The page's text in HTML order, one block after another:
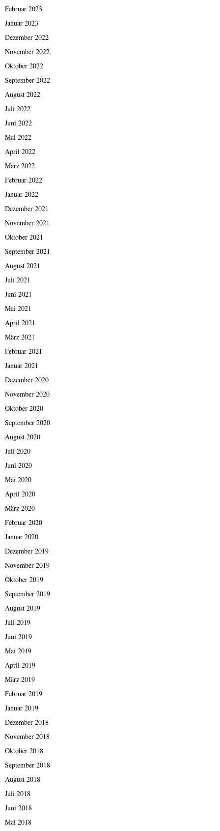
Februar 2023
Januar 2023
Dezember 2022
November 2022
Oktober 2022
September 2022
August 2022
Juli 2022
Juni 2022
Mai 2022
April 2022
März 2022
Februar 2022
Januar 2022
Dezember 2021
November 2021
Oktober 2021
September 2021
August 2021
Juli 2021
Juni 2021
Mai 2021
April 2021
März 2021
Februar 2021
Januar 2021
Dezember 2020
November 2020
Oktober 2020
September 2020
August 2020
Juli 2020
Juni 2020
Mai 2020
April 2020
März 2020
Februar 2020
Januar 2020
Dezember 2019
November 2019
Oktober 2019
September 2019
August 2019
Juli 2019
Juni 2019
Mai 2019
April 2019
März 2019
Februar 2019
Januar 2019
Dezember 2018
November 2018
Oktober 2018
September 2018
August 2018
Juli 2018
Juni 2018
Mai 2018